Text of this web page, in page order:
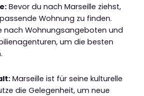
Bevor du nach Marseille ziehst,
Wohnung zu finden.
nach Wohnungsangeboten und
um die besten
Marseille ist für seine kulturelle
die Gelegenheit, um neue